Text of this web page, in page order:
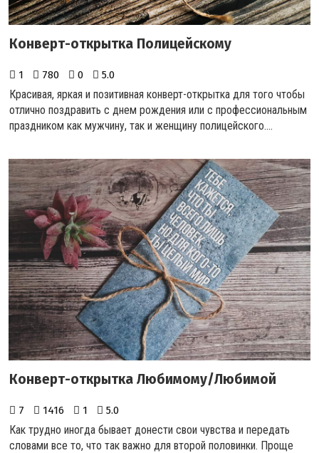
Конверт-открытка Полицейскому
1 780 0 5.0
Красивая, яркая и позитивная конверт-открытка для того чтобы
отлично поздравить с днем рождения или с профессиональным
праздником как мужчину, так и женщину полицейского....
Конверт-открытка Любимому/Любимой
7 1416 1 5.0
Как трудно иногда бывает донести свои чувства и передать
словами все то, что так важно для второй половинки. Проще